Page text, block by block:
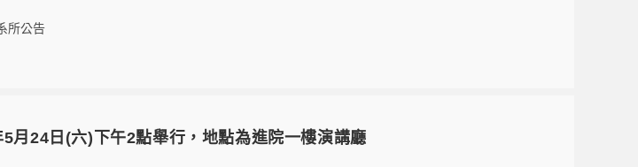
所公告
月24日(六)下午2點舉行，地點為進院一樓演講廳